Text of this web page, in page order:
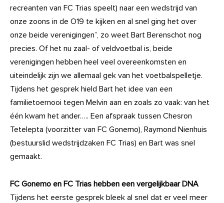
recreanten van FC Trias speelt) naar een wedstrijd van
onze zoons in de O19 te kijken en al snel ging het over
onze beide verenigingen”, zo weet Bart Berenschot nog
precies. Of het nu zaal- of veldvoetbal is, beide
verenigingen hebben heel veel overeenkomsten en
uiteindelijk zijn we allemaal gek van het voetbalspelletje.
Tijdens het gesprek hield Bart het idee van een
familietoernooi tegen Melvin aan en zoals zo vaak: van het
één kwam het ander….. Een afspraak tussen Chesron
Tetelepta (voorzitter van FC Gonemo), Raymond Nienhuis
(bestuurslid wedstrijdzaken FC Trias) en Bart was snel
gemaakt.
FC Gonemo en FC Trias hebben een vergelijkbaar DNA
Tijdens het eerste gesprek bleek al snel dat er veel meer